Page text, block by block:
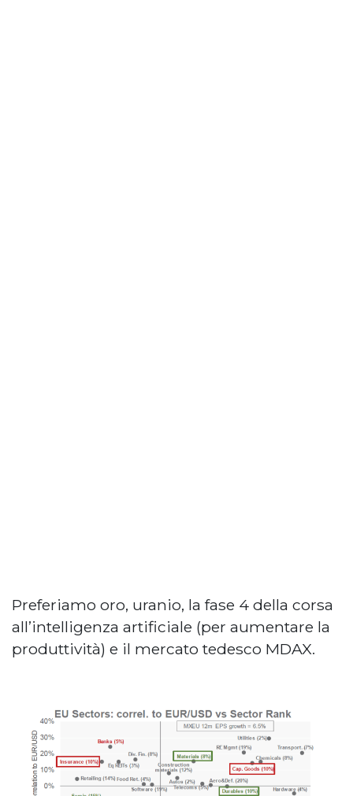
Preferiamo oro, uranio, la fase 4 della corsa
all’intelligenza artificiale (per aumentare la
produttività) e il mercato tedesco MDAX.